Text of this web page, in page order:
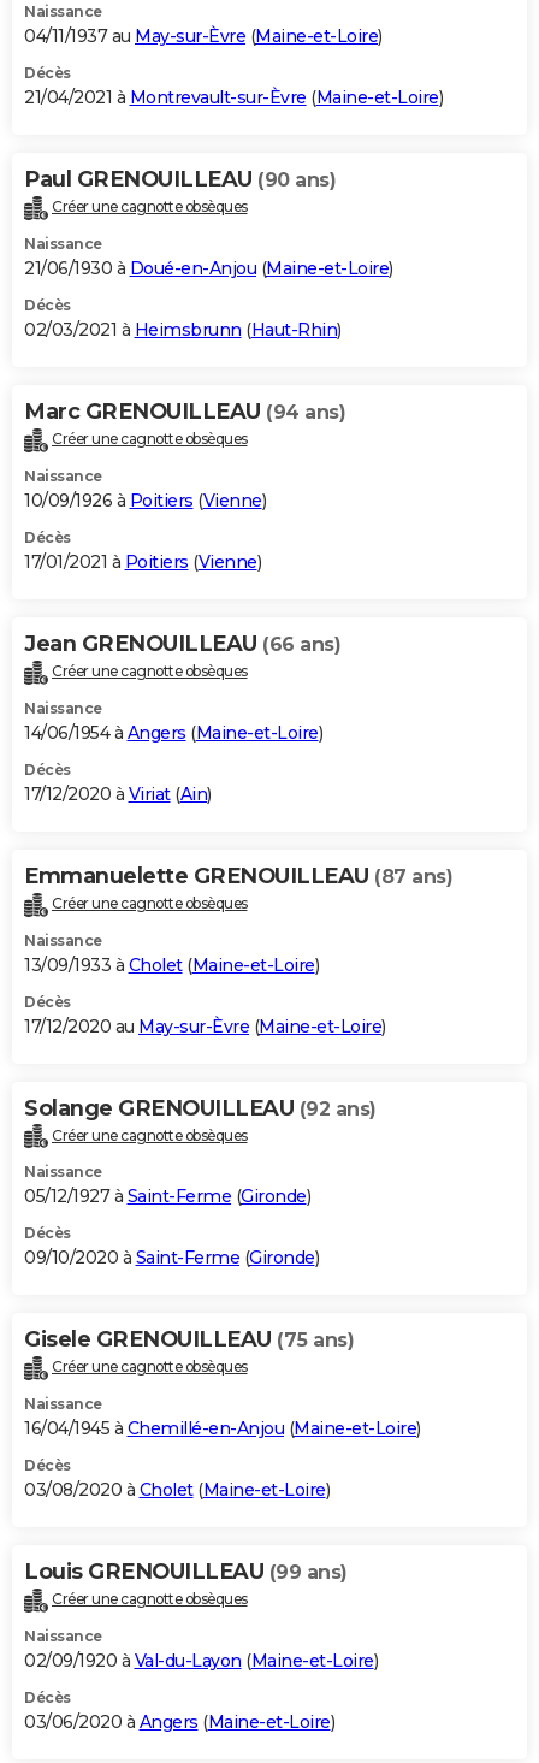
Naissance
04/11/1937 au May-sur-Èvre (Maine-et-Loire)
Décès
21/04/2021 à Montrevault-sur-Èvre (Maine-et-Loire)
Paul GRENOUILLEAU (90 ans)
Créer une cagnotte obsèques
Naissance
21/06/1930 à Doué-en-Anjou (Maine-et-Loire)
Décès
02/03/2021 à Heimsbrunn (Haut-Rhin)
Marc GRENOUILLEAU (94 ans)
Créer une cagnotte obsèques
Naissance
10/09/1926 à Poitiers (Vienne)
Décès
17/01/2021 à Poitiers (Vienne)
Jean GRENOUILLEAU (66 ans)
Créer une cagnotte obsèques
Naissance
14/06/1954 à Angers (Maine-et-Loire)
Décès
17/12/2020 à Viriat(Ain)
Emmanuelette GRENOUILLEAU (87 ans)
Créer une cagnotte obsèques
Naissance
13/09/1933 à Cholet(Maine-et-Loire)
Décès
17/12/2020 au May-sur-Èvre (Maine-et-Loire)
Solange GRENOUILLEAU (92 ans)
Créer une cagnotte obsèques
Naissance
05/12/1927 à Saint-Ferme (Gironde)
Décès
09/10/2020 à Saint-Ferme (Gironde)
Gisele GRENOUILLEAU (75 ans)
Créer une cagnotte obsèques
Naissance
16/04/1945 à Chemillé-en-Anjou (Maine-et-Loire)
Décès
03/08/2020 à Cholet(Maine-et-Loire)
Louis GRENOUILLEAU (99 ans)
Créer une cagnotte obsèques
Naissance
02/09/1920 à Val-du-Layon (Maine-et-Loire)
Décès
03/06/2020 à Angers (Maine-et-Loire)